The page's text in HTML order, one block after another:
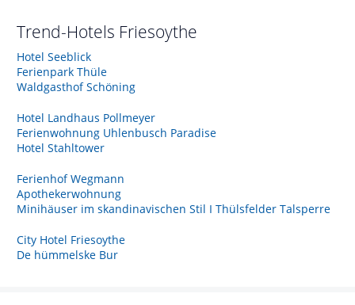
Trend-Hotels Friesoythe
Hotel Seeblick
Ferienpark Thüle
Waldgasthof Schöning
Hotel Landhaus Pollmeyer
Ferienwohnung Uhlenbusch Paradise
Hotel Stahltower
Ferienhof Wegmann
Apothekerwohnung
Minihäuser im skandinavischen Stil I Thülsfelder Talsperre
City Hotel Friesoythe
De hümmelske Bur